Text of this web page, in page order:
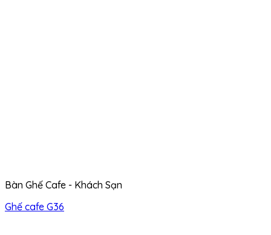
Bàn Ghế Cafe - Khách Sạn
Ghế cafe G36